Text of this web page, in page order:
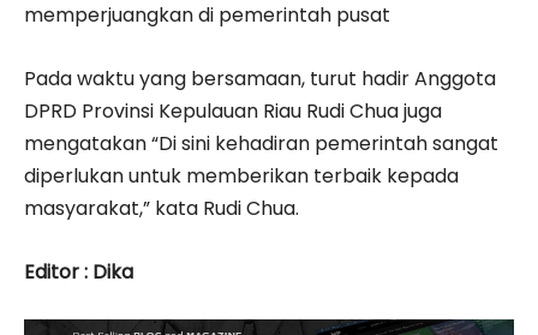
memperjuangkan di pemerintah pusat
Pada waktu yang bersamaan, turut hadir Anggota
DPRD Provinsi Kepulauan Riau Rudi Chua juga
mengatakan “Di sini kehadiran pemerintah sangat
diperlukan untuk memberikan terbaik kepada
masyarakat,” kata Rudi Chua.
Editor : Dika